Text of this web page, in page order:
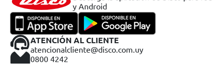
y Android
ATENCIÓN AL CLIENTE
atencionalcliente@disco.com.uy
0800 4242